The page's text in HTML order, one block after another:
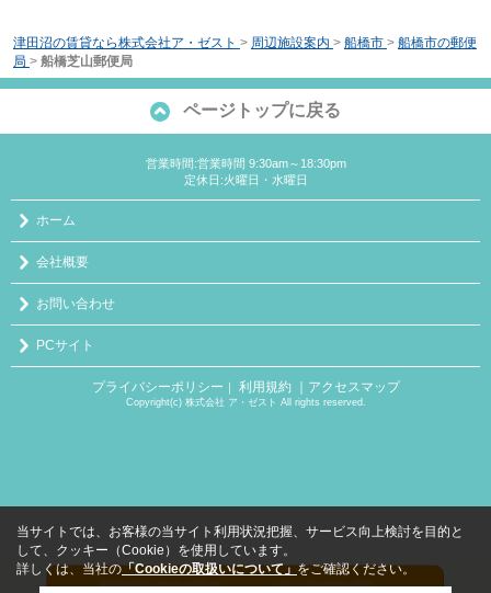
津田沼の賃貸なら株式会社ア・ゼスト > 周辺施設案内 > 船橋市 > 船橋市の郵便
局 > 船橋芝山郵便局
ページトップに戻る
営業時間:営業時間 9:30am～18:30pm
定休日:火曜日・水曜日
ホーム
会社概要
お問い合わせ
PCサイト
プライバシーポリシー ｜ 利用規約 ｜アクセスマップ
Copyright(c) 株式会社 ア・ゼスト All rights reserved.
当サイトでは、お客様の当サイト利用状況把握、サービス向上検討を目的と
して、クッキー（Cookie）を使用しています。
詳しくは、当社の「Cookieの取扱いについて」をご確認ください。